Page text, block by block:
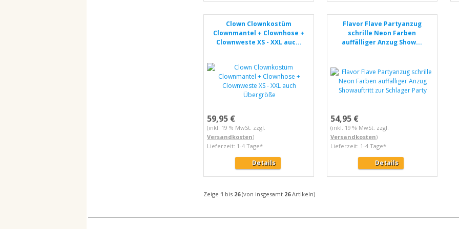
Clown Clownkostüm
Clownmantel + Clownhose +
Clownweste XS - XXL auc...
59,95 €
(inkl. 19 % MwSt. zzgl.
Versandkosten)
Lieferzeit: 1-4 Tage*
Details
Flavor Flave Partyanzug
schrille Neon Farben
auffälliger Anzug Show...
54,95 €
(inkl. 19 % MwSt. zzgl.
Versandkosten)
Lieferzeit: 1-4 Tage*
Details
Zeige 1 bis 26(von insgesamt 26Artikeln)